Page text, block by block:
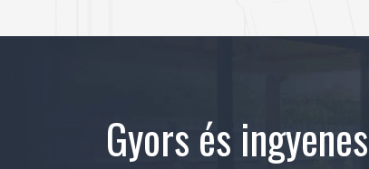
Gyors és